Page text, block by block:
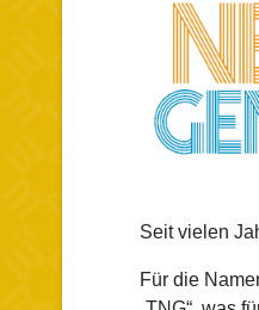
Seit vielen
Für die